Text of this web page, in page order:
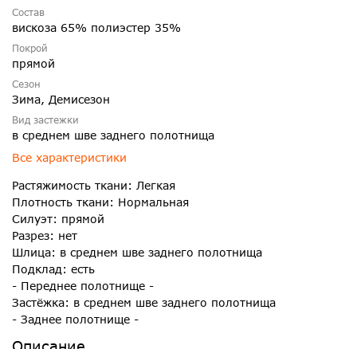
Состав
вискоза 65% полиэстер 35%
Покрой
прямой
Сезон
Зима, Демисезон
Вид застежки
в среднем шве заднего полотнища
Все характеристики
Растяжимость ткани: Легкая
Плотность ткани: Нормальная
Силуэт: прямой
Разрез: нет
Шлица: в среднем шве заднего полотнища
Подклад: есть
- Переднее полотнище -
Застёжка: в среднем шве заднего полотнища
- Заднее полотнище -